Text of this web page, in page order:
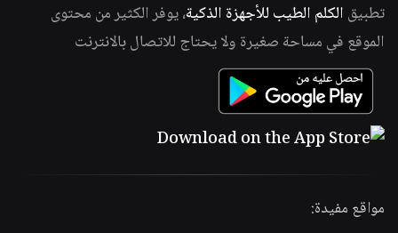
تطبيق الكلم الطيب للأجهزة الذكية، يوفر الكثير من محتوى
الموقع في مساحة صغيرة ولا يحتاج للاتصال بالانترنت
مواقع مفيدة: